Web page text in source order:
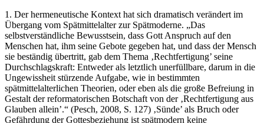
1. Der hermeneutische Kontext hat sich dramatisch verändert im
Übergang vom Spätmittelalter zur Spätmoderne. „Das
selbstverständliche Bewusstsein, dass Gott Anspruch auf den
Menschen hat, ihm seine Gebote gegeben hat, und dass der Mensch
sie beständig übertritt, gab dem Thema ‚Rechtfertigung’ seine
Durchschlagskraft: Entweder als letztlich unerfüllbare, darum in die
Ungewissheit stürzende Aufgabe, wie in bestimmten
spätmittelalterlichen Theorien, oder eben als die große Befreiung in
Gestalt der reformatorischen Botschaft von der ‚Rechtfertigung aus
Glauben allein’.“ (Pesch, 2008, S. 127) ‚Sünde’ als Bruch oder
Gefährdung der Gottesbeziehung ist spätmodern keine